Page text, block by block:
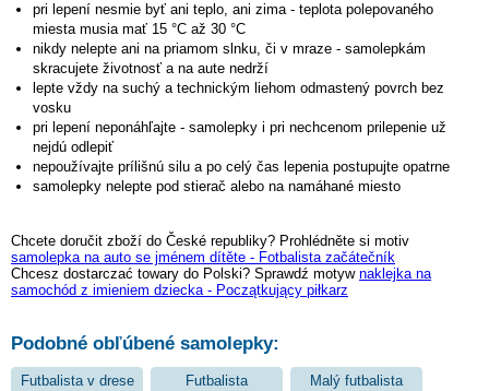
pri lepení nesmie byť ani teplo, ani zima - teplota polepovaného
miesta musia mať 15 °C až 30 °C
nikdy nelepte ani na priamom slnku, či v mraze - samolepkám
skracujete životnosť a na aute nedrží
lepte vždy na suchý a technickým liehom odmastený povrch bez
vosku
pri lepení neponáhľajte - samolepky i pri nechcenom prilepenie už
nejdú odlepiť
nepoužívajte prílišnú silu a po celý čas lepenia postupujte opatrne
samolepky nelepte pod stierač alebo na namáhané miesto
Chcete doručit zboží do České republiky? Prohlédněte si motiv
samolepka na auto se jménem dítěte - Fotbalista začátečník
Chcesz dostarczać towary do Polski? Sprawdź motyw naklejka na
samochód z imieniem dziecka - Początkujący piłkarz
Podobné obľúbené samolepky:
Futbalista v drese Futbalista Malý futbalista